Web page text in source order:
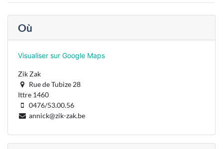
Où
Visualiser sur Google Maps
Zik Zak
Rue de Tubize 28
Ittre 1460
0476/53.00.56
annick@zik-zak.be